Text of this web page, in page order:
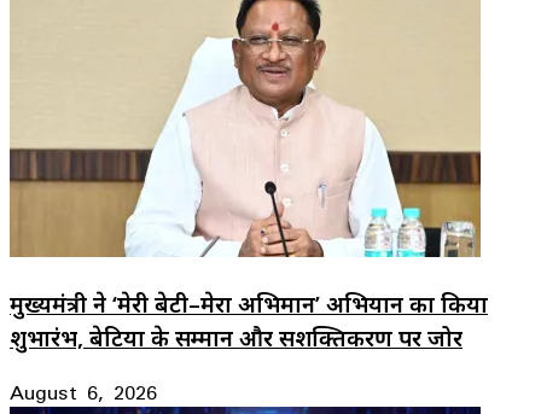
मुख्यमंत्री ने ‘मेरी बेटी–मेरा अभिमान’ अभियान का किया
शुभारंभ, बेटियों के सम्मान और सशक्तिकरण पर जोर
August 6, 2026